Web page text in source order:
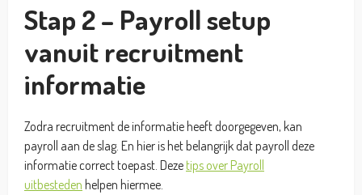
Stap 2 – Payroll setup
vanuit recruitment
informatie
Zodra recruitment de informatie heeft doorgegeven, kan
payroll aan de slag. En hier is het belangrijk dat payroll deze
informatie correct toepast. Deze tips over Payroll
uitbesteden helpen hiermee.